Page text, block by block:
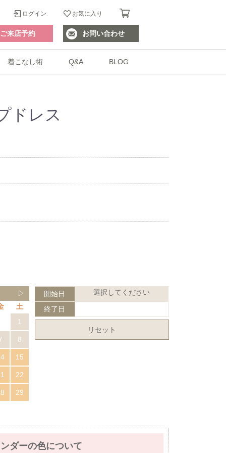
ログイン お気に入り
ご来店予約 お問い合わせ
着こなし術 Q&A BLOG
ドレス
▷
土
1
8
15
22
29
開始日 選択してください
終了日
リセット
ダーの色について